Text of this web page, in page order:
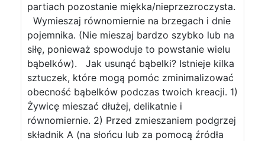
partiach pozostanie miękka/nieprzezroczysta.
Wymieszaj równomiernie na brzegach i dnie
pojemnika. (Nie mieszaj bardzo szybko lub na
siłę, ponieważ spowoduje to powstanie wielu
bąbelków). Jak usunąć bąbelki? Istnieje kilka
sztuczek, które mogą pomóc zminimalizować
obecność bąbelków podczas twoich kreacji. 1)
Żywicę mieszać dłużej, delikatnie i
równomiernie. 2) Przed zmieszaniem podgrzej
składnik A (na słońcu lub za pomocą źródła